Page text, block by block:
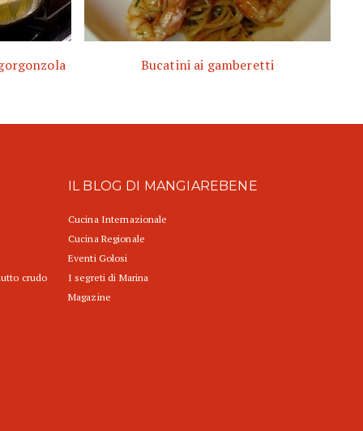
Bucatini ai gamberetti
crudo
IL BLOG DI MANGIAREBENE
Cucina Internazionale
Cucina Regionale
Eventi Golosi
I segreti di Marina
Magazine